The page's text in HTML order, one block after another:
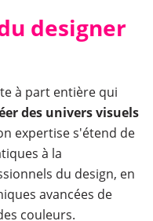
designer
à part entière qui
des univers visuels
expertise s'étend de
à la
du design, en
avancées de
couleurs.